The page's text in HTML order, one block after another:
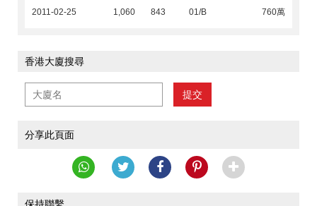
2011-02-25
1,060 843 01/B 760萬
香港大廈搜尋
提交
分享此頁面